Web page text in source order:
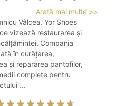
Arată mai multe >>
Vâlcea, Yor Shoes
vizează restaurarea și
Compania
în curățarea,
și repararea pantofilor,
complete pentru
...